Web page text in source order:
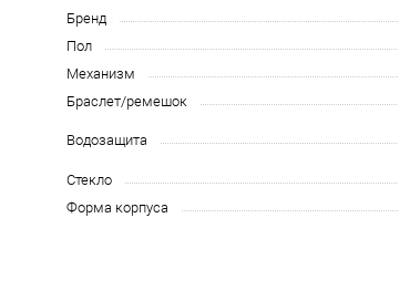
Бренд
Пол
Механизм
Браслет/ремешок
Водозащита
Стекло
Форма корпуса